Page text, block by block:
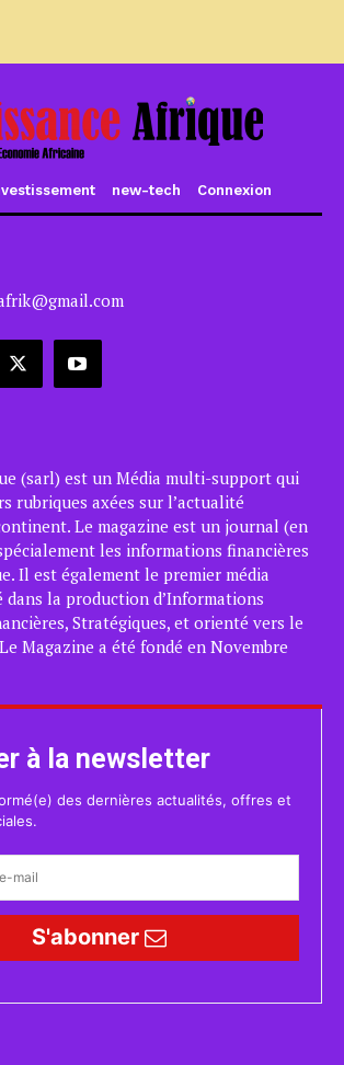
new-tech Connexion
(sarl) est un Média multi-support qui
rubriques axées sur l’actualité
Le magazine est un journal (en
les informations financières
Il est également le premier média
dans la production d’Informations
Stratégiques, et orienté vers le
Magazine a été fondé en Novembre
à la newsletter
des dernières actualités, offres et
S'abonner